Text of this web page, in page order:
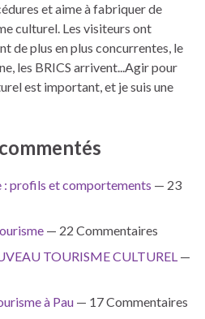
et aime à fabriquer de
culturel. Les visiteurs ont
de plus en plus concurrentes, le
les BRICS arrivent...Agir pour
est important, et je suis une
: profils et comportements — 23
— 22 Commentaires
TOURISME CULTUREL —
à Pau — 17 Commentaires